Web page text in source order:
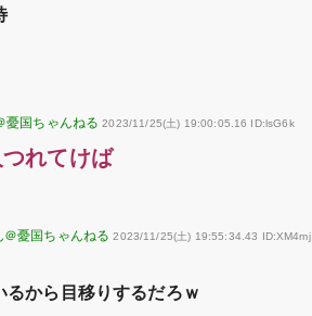
2023/11/25(土) 19:00:05.16 ID:lsG6k
れてけば
2023/11/25(土) 19:55:34.43 ID:XM4mj
るから目移りするだろｗ